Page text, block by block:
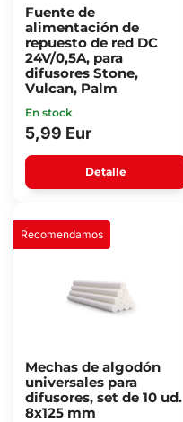
Fuente de
alimentación de
repuesto de red DC
24V/0,5A, para
difusores Stone,
Vulcan, Palm
En stock
5,99 Eur
Detalle
Recomendamos
Mechas de algodón
universales para
difusores, set de 10 ud.
8x125 mm